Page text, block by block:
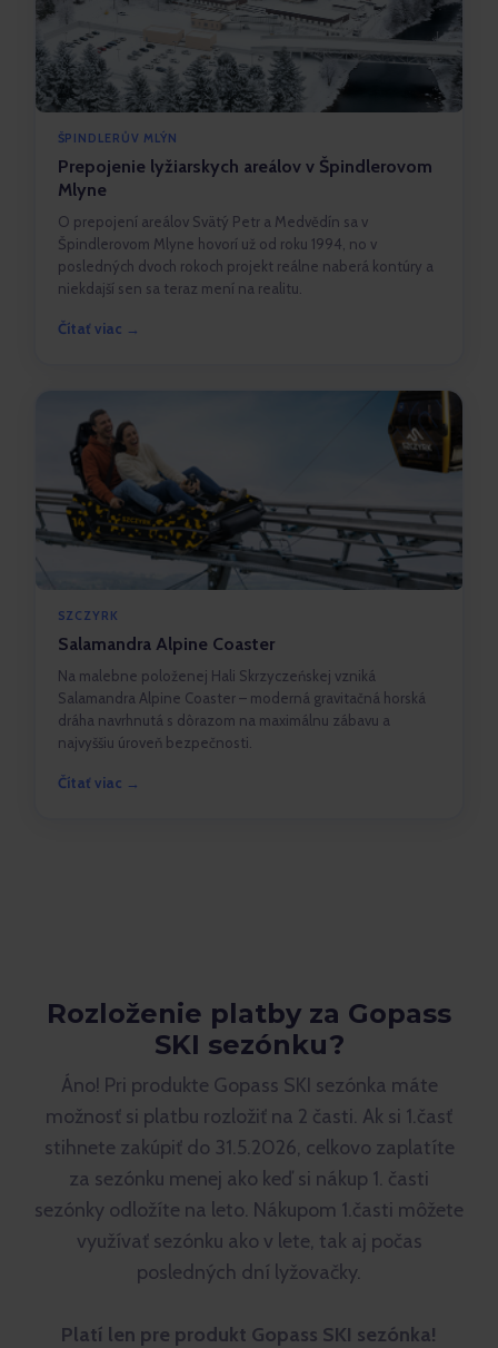
ŠPINDLERŮV MLÝN
Prepojenie lyžiarskych areálov v Špindlerovom
Mlyne
O prepojení areálov Svätý Petr a Medvědín sa v
Špindlerovom Mlyne hovorí už od roku 1994, no v
posledných dvoch rokoch projekt reálne naberá kontúry a
niekdajší sen sa teraz mení na realitu.
Čítať viac →
SZCZYRK
Salamandra Alpine Coaster
Na malebne položenej Hali Skrzyczeńskej vzniká
Salamandra Alpine Coaster – moderná gravitačná horská
dráha navrhnutá s dôrazom na maximálnu zábavu a
najvyššiu úroveň bezpečnosti.
Čítať viac →
Rozloženie platby za Gopass
SKI sezónku?
Áno! Pri produkte Gopass SKI sezónka máte
možnosť si platbu rozložiť na 2 časti. Ak si 1.časť
stihnete zakúpiť do 31.5.2026, celkovo zaplatíte
za sezónku menej ako keď si nákup 1. časti
sezónky odložíte na leto. Nákupom 1.časti môžete
využívať sezónku ako v lete, tak aj počas
posledných dní lyžovačky.
Platí len pre produkt Gopass SKI sezónka!